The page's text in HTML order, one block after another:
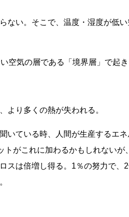
ない。そこで、温度・湿度が低い
空気の層である「境界層」で起き
より多くの熱が失われる。
いている時、人間が生産するエネ
がこれに加わるかもしれないが、
スは倍増し得る。1％の努力で、